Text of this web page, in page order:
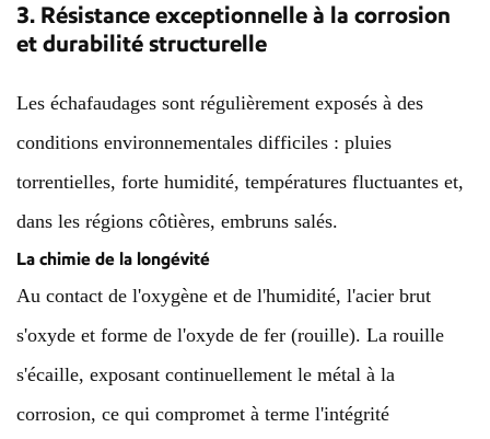
3. Résistance exceptionnelle à la corrosion
et durabilité structurelle
Les échafaudages sont régulièrement exposés à des
conditions environnementales difficiles : pluies
torrentielles, forte humidité, températures fluctuantes et,
dans les régions côtières, embruns salés.
La chimie de la longévité
Au contact de l'oxygène et de l'humidité, l'acier brut
s'oxyde et forme de l'oxyde de fer (rouille). La rouille
s'écaille, exposant continuellement le métal à la
corrosion, ce qui compromet à terme l'intégrité